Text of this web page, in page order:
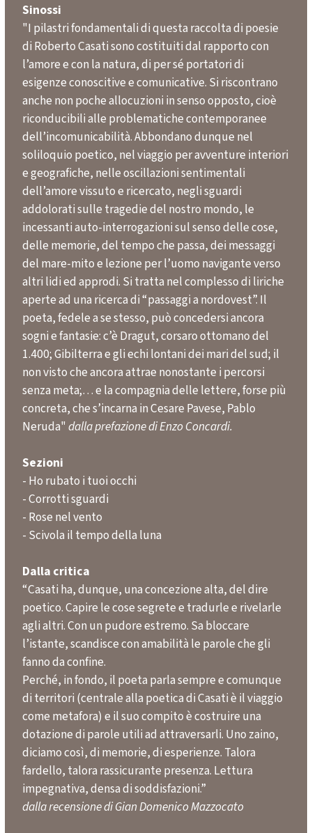
Sinossi
"I pilastri fondamentali di questa raccolta di poesie
di Roberto Casati sono costituiti dal rapporto con
l’amore e con la natura, di per sé portatori di
esigenze conoscitive e comunicative. Si riscontrano
anche non poche allocuzioni in senso opposto, cioè
riconducibili alle problematiche contemporanee
dell’incomunicabilità. Abbondano dunque nel
soliloquio poetico, nel viaggio per avventure interiori
e geografiche, nelle oscillazioni sentimentali
dell’amore vissuto e ricercato, negli sguardi
addolorati sulle tragedie del nostro mondo, le
incessanti auto-interrogazioni sul senso delle cose,
delle memorie, del tempo che passa, dei messaggi
del mare-mito e lezione per l’uomo navigante verso
altri lidi ed approdi. Si tratta nel complesso di liriche
aperte ad una ricerca di “passaggi a nordovest”. Il
poeta, fedele a se stesso, può concedersi ancora
sogni e fantasie: c’è Dragut, corsaro ottomano del
1.400; Gibilterra e gli echi lontani dei mari del sud; il
non visto che ancora attrae nonostante i percorsi
senza meta;… e la compagnia delle lettere, forse più
concreta, che s’incarna in Cesare Pavese, Pablo
Neruda" dalla prefazione di Enzo Concardi.
Sezioni
- Ho rubato i tuoi occhi
- Corrotti sguardi
- Rose nel vento
- Scivola il tempo della luna
Dalla critica
“Casati ha, dunque, una concezione alta, del dire
poetico. Capire le cose segrete e tradurle e rivelarle
agli altri. Con un pudore estremo. Sa bloccare
l’istante, scandisce con amabilità le parole che gli
fanno da confine.
Perché, in fondo, il poeta parla sempre e comunque
di territori (centrale alla poetica di Casati è il viaggio
come metafora) e il suo compito è costruire una
dotazione di parole utili ad attraversarli. Uno zaino,
diciamo così, di memorie, di esperienze. Talora
fardello, talora rassicurante presenza. Lettura
impegnativa, densa di soddisfazioni.”
dalla recensione di Gian Domenico Mazzocato